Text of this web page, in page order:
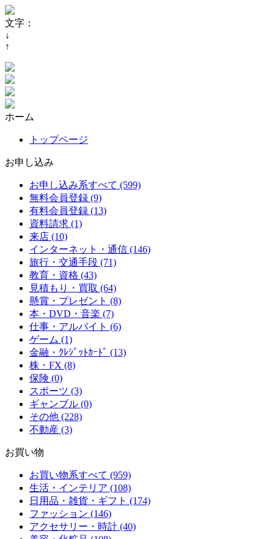
文字：
↓
↑
ホーム
トップページ
お申し込み
お申し込み系すべて (599)
無料会員登録 (9)
有料会員登録 (13)
資料請求 (1)
来店 (10)
インターネット・通信 (146)
旅行・交通手段 (71)
教育・資格 (43)
見積もり・買取 (64)
懸賞・プレゼント (8)
本・DVD・音楽 (7)
仕事・アルバイト (6)
ゲーム (1)
金融・ｸﾚｼﾞｯﾄｶｰﾄﾞ (13)
株・FX (8)
保険 (0)
スポーツ (3)
ギャンブル (0)
その他 (228)
不動産 (3)
お買い物
お買い物系すべて (959)
生活・インテリア (108)
日用品・雑貨・ギフト (174)
ファッション (146)
アクセサリー・時計 (40)